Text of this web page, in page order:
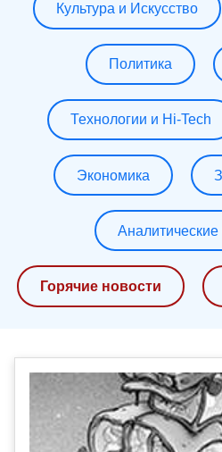
Культура и Искусство
Политика
Технологии и Hi-Tech
Экономика
Аналитические
Горячие новости